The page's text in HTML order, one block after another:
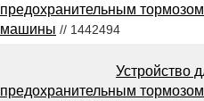
предохранительным
машины // 1442494
Устройство
предохранительным